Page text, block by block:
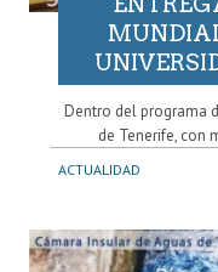
Dentro del programa
de Tenerife, con
ACTUALIDAD